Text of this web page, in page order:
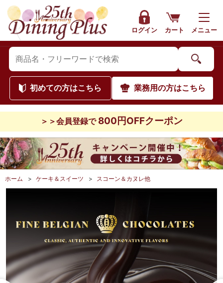
ログイン カート メニュー
初めての方はこちら 業務用の方はこちら
＞＞会員登録で 800円OFFクーポン
ホーム > ケーキ＆スイーツ > スコーン＆カヌレ他